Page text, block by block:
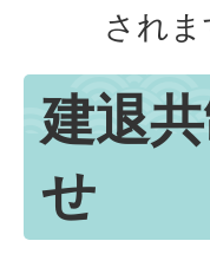
されま
建退
せ